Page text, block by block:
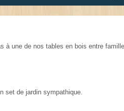
à une de nos tables en bois entre
set de jardin sympathique.